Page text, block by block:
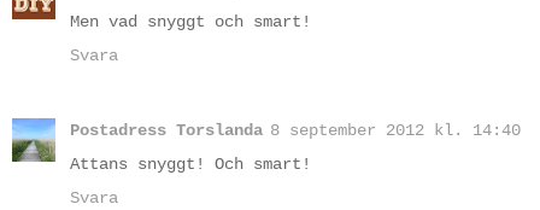
Men vad snyggt och smart!
Svara
Postadress Torslanda 8 september 2012 kl. 14:40
Attans snyggt! Och smart!
Svara